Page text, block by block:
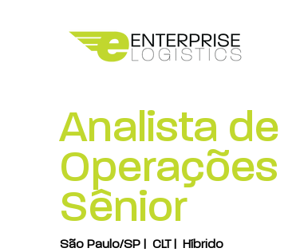
Analista de
Operações
Sênior
São Paulo/SP | CLT | Híbrido